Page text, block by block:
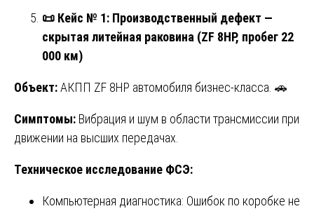
📜 Кейс № 1: Производственный дефект —
скрытая литейная раковина (ZF 8HP, пробег 22
000 км)
Объект:АКПП ZF 8HP автомобиля бизнес-класса. 🚗
Симптомы: Вибрация и шум в области трансмиссии при
движении на высших передачах.
Техническое исследование ФСЭ:
Компьютерная диагностика: Ошибок по коробке не